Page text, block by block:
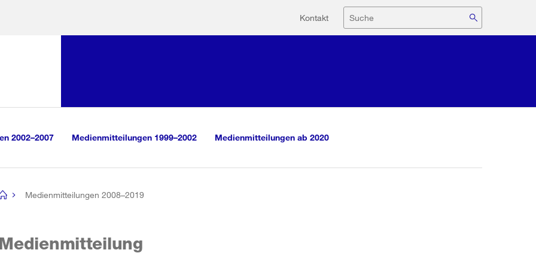
Hilfsnavigation
Kontakt Suche
2002–2007 Medienmitteilungen 1999–2002 Medienmitteilungen ab 2020
Medienmitteilungen 2008–2019